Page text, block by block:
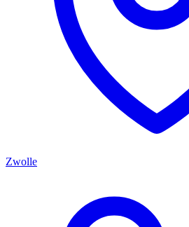
Zwolle